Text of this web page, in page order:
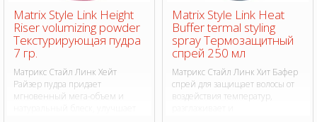
Matrix Style Link Height
Riser volumizing powder
Текстурирующая пудра
7 гр.
Матрикс Стайл Линк Хейт
Райзер пудра придает
мгновенный мега-объем и
Matrix Style Link Heat
Buffer termal styling
spray Термозащитный
спрей 250 мл
Матрикс Стайл Линк Хит Бафер
спрей для защищает волосы от
воздействия температур,